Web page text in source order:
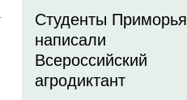
Студенты Приморья
написали
Всероссийский
агродиктант